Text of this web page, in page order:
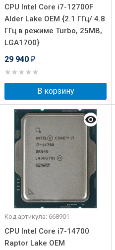
CPU Intel Core i7-12700F
Alder Lake OEM {2.1 ГГц/ 4.8
ГГц в режиме Turbo, 25MB,
LGA1700}
29 940 ₽
В корзину
Код артикула: 668901
CPU Intel Core i7-14700
Raptor Lake OEM